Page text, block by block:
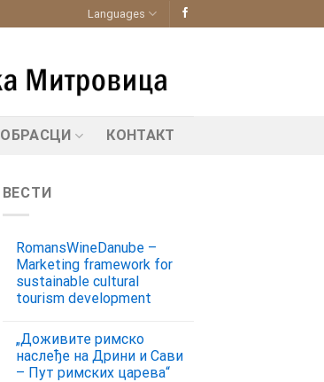
Languages
ОБРАСЦИ КОНТАКТ
ВЕСТИ
RomansWineDanube –
Marketing framework for
sustainable cultural
tourism development
„Доживите римско
наслеђе на Дрини и Сави
– Пут римских царева“